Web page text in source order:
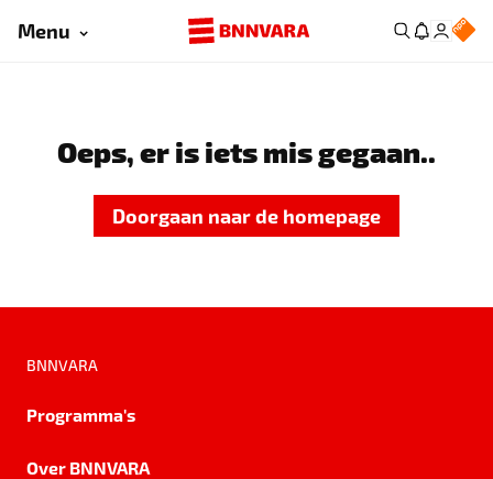
Menu
Oeps, er is iets mis gegaan..
Doorgaan naar de homepage
BNNVARA
Programma's
Over BNNVARA